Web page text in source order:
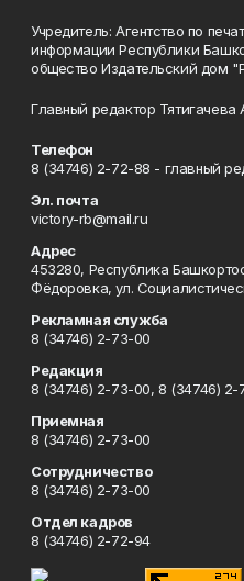
Учредитель: Агентство по
информации Республики
общество Издательский дом
Главный редактор
Телефон
8 (34746) 2-72-88 - главный
Эл. почта
victory-rb@mail.ru
Адрес
453280, Республика
Фёдоровка, ул.
Рекламная служба
8 (34746) 2-73-00
Редакция
8 (34746) 2-73-00, 8 (34746) 2-
Приемная
8 (34746) 2-73-00
Сотрудничество
8 (34746) 2-73-00
Отдел кадров
8 (34746) 2-72-94